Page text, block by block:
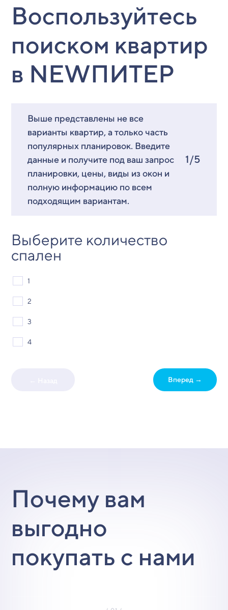
Воспользуйтесь
поиском квартир
в NEWПИТЕР
Выше представлены не все
варианты квартир, а только часть
популярных планировок. Введите
данные и получите под ваш запрос
планировки, цены, виды из окон и
полную информацию по всем
подходящим вариантам.
1/5
Выберите количество
спален
1
2
3
4
Вперед →
Почему вам
выгодно
покупать с нами